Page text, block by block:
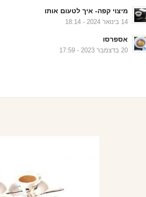
מיצוי קפה- איך לטעום אותו
14 בינואר 2024 - 18:14
אספרסו
20 בדצמבר 2023 - 17:59